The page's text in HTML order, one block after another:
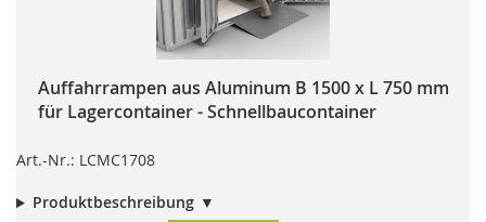
Auffahrrampen aus Aluminum B 1500 x L 750 mm
für Lagercontainer - Schnellbaucontainer
Art.-Nr.: LCMC1708
Produktbeschreibung